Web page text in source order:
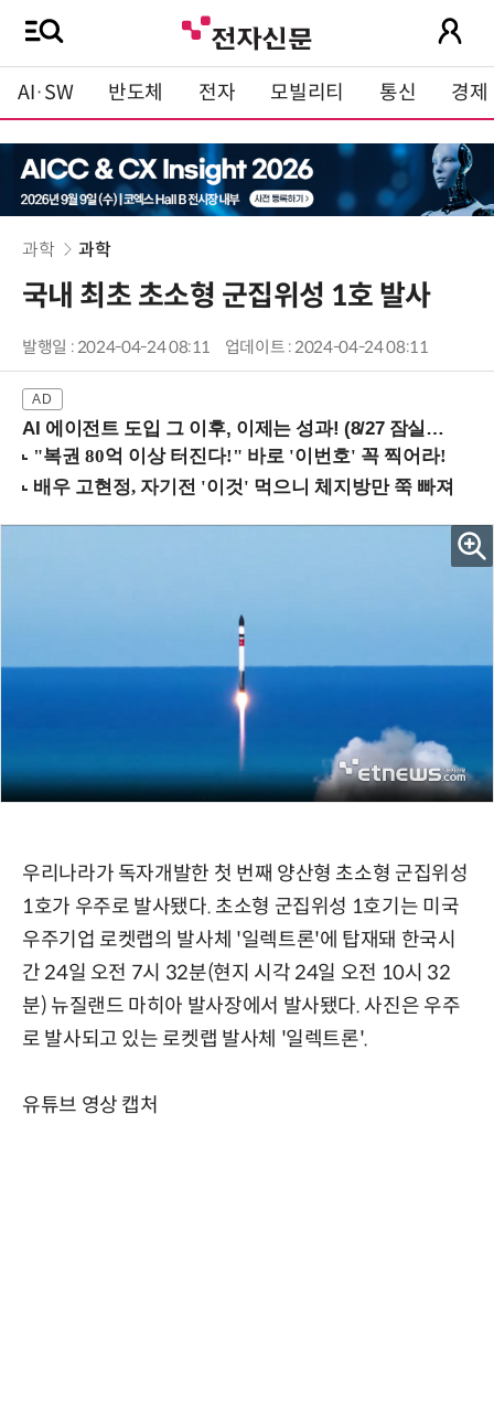
AI·SW 반도체 전자 모빌리티 통신 경제
과학 과학
국내 최초 초소형 군집위성 1호 발사
발행일 : 2024-04-24 08:11 업데이트 : 2024-04-24 08:11
AI 에이전트 도입 그 이후, 이제는 성과! (8/27 잠실역)
우리나라가 독자개발한 첫 번째 양산형 초소형 군집위성
1호가 우주로 발사됐다. 초소형 군집위성 1호기는 미국
우주기업 로켓랩의 발사체 '일렉트론'에 탑재돼 한국시
간 24일 오전 7시 32분(현지 시각 24일 오전 10시 32
분) 뉴질랜드 마히아 발사장에서 발사됐다. 사진은 우주
로 발사되고 있는 로켓랩 발사체 '일렉트론'.
유튜브 영상 캡처